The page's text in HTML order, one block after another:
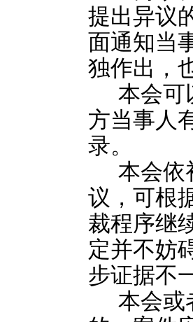
提出异议
面通知当
独作出，
本会可
方当事人
录。
本会依
议，可根
裁程序继
定并不妨
步证据不
本会或